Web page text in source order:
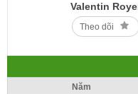
Valentin
Theo dõi
Năm